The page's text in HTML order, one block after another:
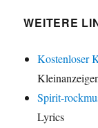
WEITERE
Kostenloser
Spirit-
Lyrics